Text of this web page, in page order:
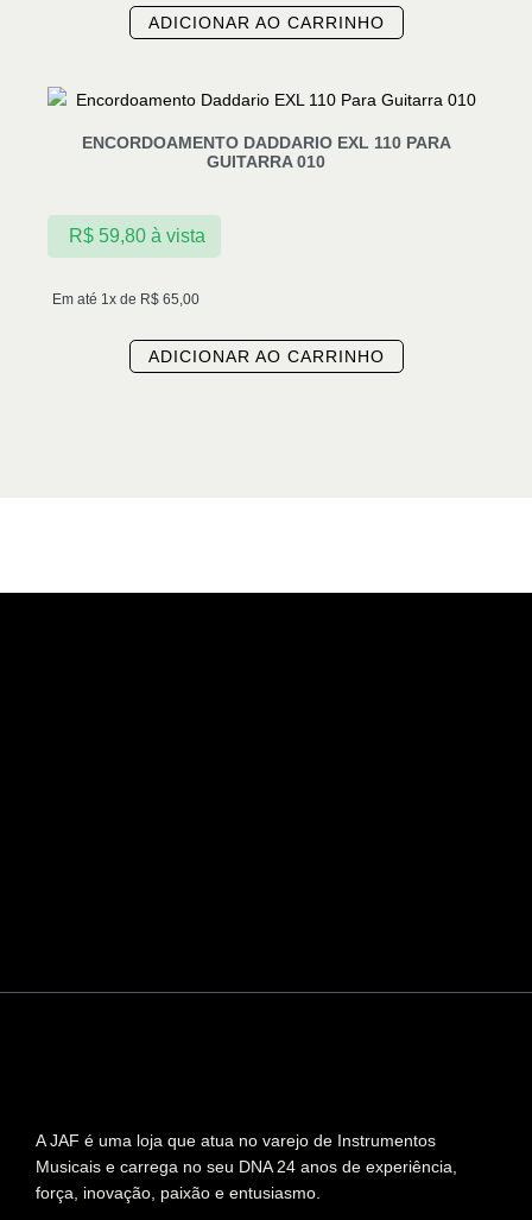
ADICIONAR AO CARRINHO
ENCORDOAMENTO DADDARIO EXL 110 PARA
GUITARRA 010
Em até 1x de R$ 65,00
R$59,80 à vista
ADICIONAR AO CARRINHO
A JAF é uma loja que atua no varejo de Instrumentos
Musicais e carrega no seu DNA 24 anos de experiência,
força, inovação, paixão e entusiasmo.